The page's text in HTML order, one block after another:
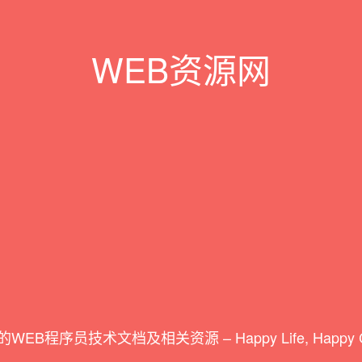
WEB资源网
WEB程序员技术文档及相关资源 – Happy Life, Happy